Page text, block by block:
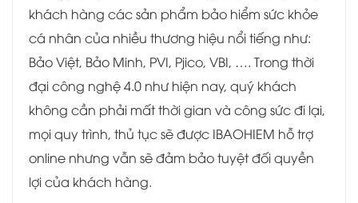
khách hàng các sản phẩm bảo hiểm sức khỏe
cá nhân của nhiều thương hiệu nổi tiếng như:
Bảo Việt, Bảo Minh, PVI, Pjico, VBI, …. Trong thời
đại công nghệ 4.0 như hiện nay, quý khách
không cần phải mất thời gian và công sức đi lại,
mọi quy trình, thủ tục sẽ được IBAOHIEM hỗ trợ
online nhưng vẫn sẽ đảm bảo tuyệt đối quyền
lợi của khách hàng.